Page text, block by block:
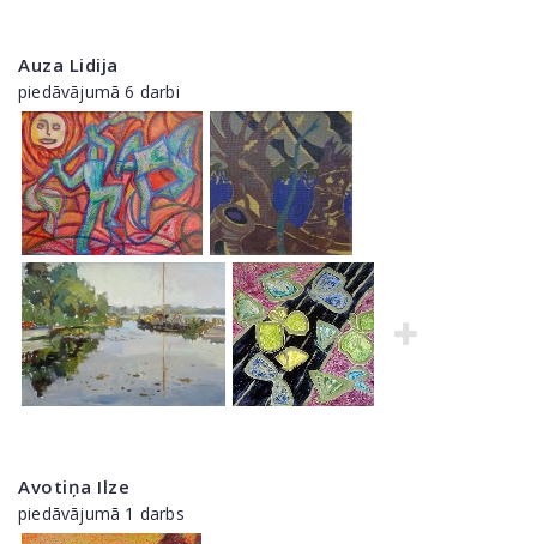
Auza Lidija
piedāvājumā 6 darbi
Avotiņa Ilze
piedāvājumā 1 darbs